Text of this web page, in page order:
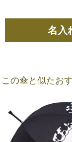
名入
この傘と似たお